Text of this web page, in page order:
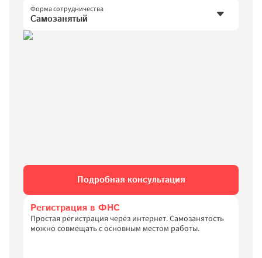
Форма сотрудничества
Самозанятый
Подробная консультация
Регистрация в ФНС
Простая регистрация через интернет. Самозанятость
можно совмещать с основным местом работы.